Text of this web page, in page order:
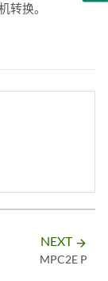
转换。
NEXT arrow_forward
MPC2E P